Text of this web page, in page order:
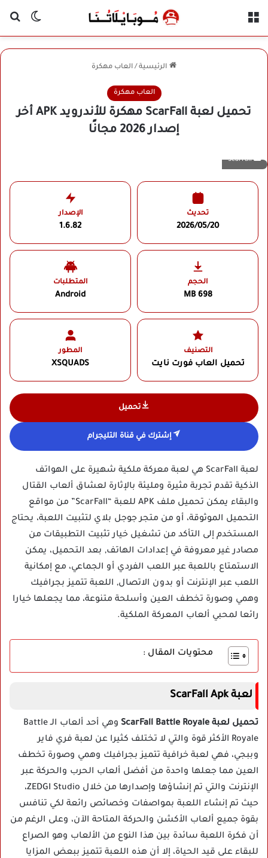
الوضع
الرئيسية / العاب مهكرة
العاب مهكرة
تحميل لعبة ScarFall مهكرة للأندرويد APK أخر
إصدار 2026 مجانًا
ScarFall
تحديث
2026/05/20
الإصدار
1.6.82
الحجم
698 MB
المتطلبات
Android
التصنيف
تحميل العاب فورت نايت
المطور
XSQUADS
تحميل
إشترك في قناة التليجرام
لعبة ScarFall هي لعبة معركة ملكية شهيرة على الهواتف
الذكية تقدم تجربة مثيرة ومليئة بالإثارة لعشاق ألعاب القتال
والبقاء يمكن تحميل ملف APK للعبة “ScarFall” من مواقع
التحميل الموثوقة، أو من متجر جوجل بلاي لتثبيت اللعبة، يحتاج
المستخدم إلى التأكد من تشغيل خيار تثبيت التطبيقات من
مصادر غير معروفة في إعدادات الهاتف, بعد التحميل، يمكن
الاستمتاع باللعبة عبر اللعب الفردي أو الجماعي، مع إمكانية
اللعب عبر الإنترنت أو بدون الاتصال, اللعبة تتميز بجرافيك
وهمي وصورة تخطف العين وأسلحة متنوعة، مما يجعلها خيارا
رائعا لمحبي ألعاب المعركة الملكية.
محتويات المقال :
لعبة ScarFall Apk
تحميل لعبة ScarFall Battle Royale
وهي أحد ألعاب الـ Battle
Royale الأكثر قوة والتي لا تختلف كثيرا عن لعبة فري فاير
وببجي، فهي لعبة خرافية تتميز بجرافيك وهمي وصورة تخطف
العين مما جعلها واحدة من أفضل ألعاب الحرب والحركة عبر
الإنترنت والتي تم إنشاؤها وإصدارها من خلال ZEDGI Studio،
حيث تم إنشاء اللعبة بمواصفات وخصائص رائعة لكي تنافس
بقوة جميع ألعاب الأكشن والحركة المتاحة الآن، وعلى الرغم من
أن فكرة اللعبة سائدة بين هذا النوع من الألعاب وهو الصراع
للبقاء على قيد الحياة، إلا أن هذه اللعبة تتميز ببعض المزايا